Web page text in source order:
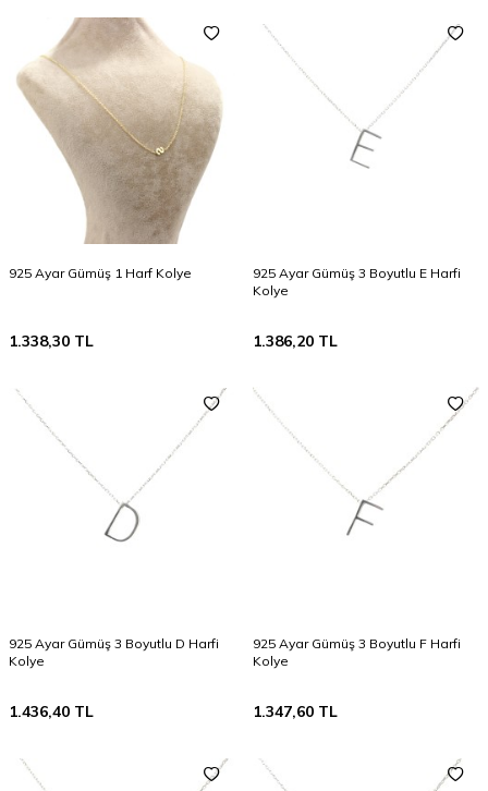
925 Ayar Gümüş 1 Harf Kolye
1.338,30 TL
925 Ayar Gümüş 3 Boyutlu E Harfi
Kolye
1.386,20 TL
925 Ayar Gümüş 3 Boyutlu D Harfi
Kolye
1.436,40 TL
925 Ayar Gümüş 3 Boyutlu F Harfi
Kolye
1.347,60 TL